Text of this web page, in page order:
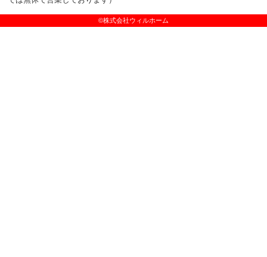
©株式会社ウィルホーム